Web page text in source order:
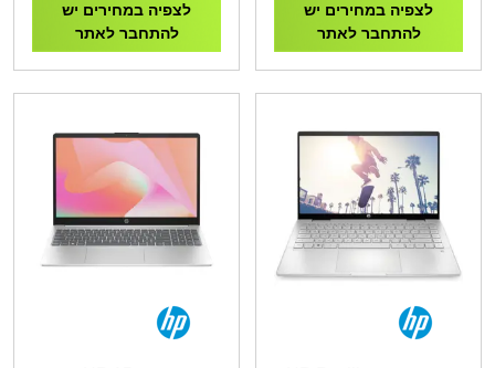
לצפיה במחירים יש
להתחבר לאתר
לצפיה במחירים יש
להתחבר לאתר